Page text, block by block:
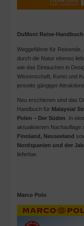
DuMont Reise-Handbuch
Weggefährte für Reisende,
durch die Natur ebenso
wie das Eintauchen in
Wissenschaft, Kunst und
jenseits gängiger
Neu erschienen sind das
Handbuch für Malaysia/
Polen – Der Süden . In
aktualisierten Nachauflage
Finnland, Neuseeland
Nordspanien und der
lieferbar.
Marco Polo